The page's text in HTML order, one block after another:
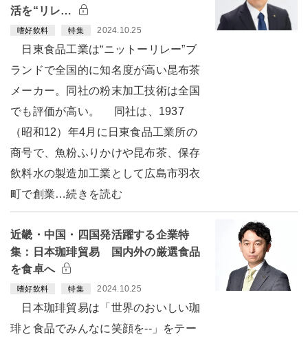
活を“リレ…
嗜好飲料 特集 2024.10.25
日東食品工業は“ニットーリレー”ブ
ランドで全国的に知名度が高い昆布茶
メーカー。同社の粉末加工技術は全国
でも評価が高い。 同社は、1937
（昭和12）年4月に日東食品工業所の
商号で、魚粉ふりかけや昆布茶、保存
飲料水の製造加工業として広島市羽衣
町で創業…続きを読む
近畿・中国・四国発活躍する企業特
集：日本珈琲貿易 国内外の厳選食品
を食卓へ
嗜好飲料 特集 2024.10.25
日本珈琲貿易は「世界のおいしい珈
琲と食品でみんなに笑顔を--」をテー